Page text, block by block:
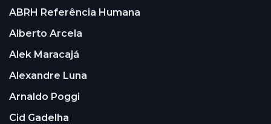
ABRH Referência Humana
Alberto Arcela
Alek Maracajá
Alexandre Luna
Arnaldo Poggi
Cid Gadelha